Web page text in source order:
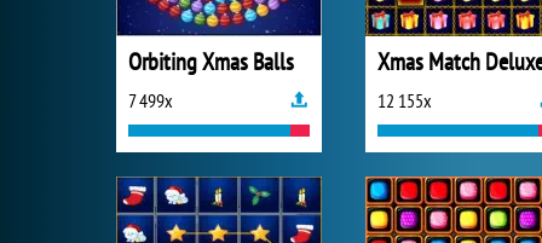
Orbiting Xmas Balls
7 499x
Xmas Match
12 155x